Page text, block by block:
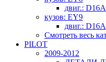
двиг.: D16A
кузов: EY9
двиг.: D16A
Смотреть весь
PILOT
2009-2012